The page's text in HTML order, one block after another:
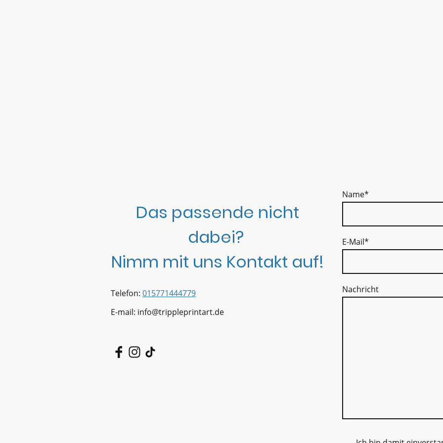
Das passende nicht
dabei?
Nimm mit uns Kontakt auf!
Telefon: 015771444779
E-mail: info@trippleprintart.de
Name*
E-Mail*
Nachricht